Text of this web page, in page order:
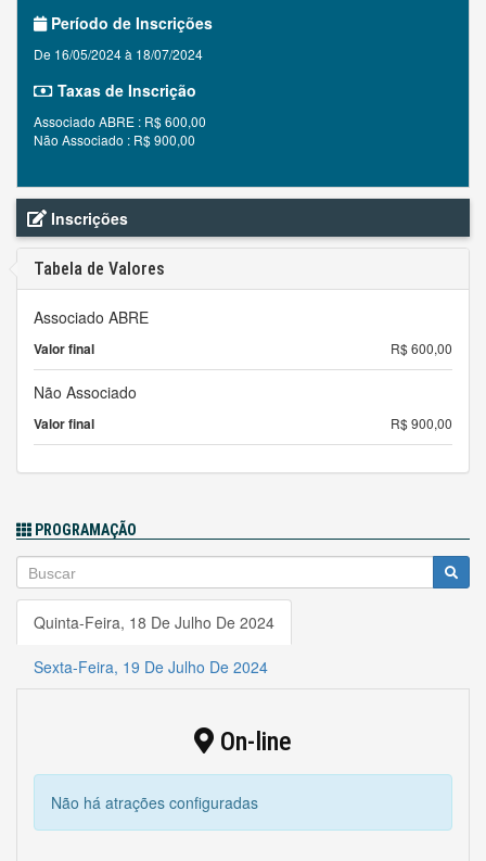
Período de Inscrições
De 16/05/2024 à 18/07/2024
Taxas de Inscrição
Associado ABRE : R$ 600,00
Não Associado : R$ 900,00
Inscrições
Tabela de Valores
Associado ABRE
Valor final R$ 600,00
Não Associado
Valor final R$ 900,00
PROGRAMAÇÃO
Quinta-Feira, 18 De Julho De 2024
Sexta-Feira, 19 De Julho De 2024
On-line
Não há atrações configuradas